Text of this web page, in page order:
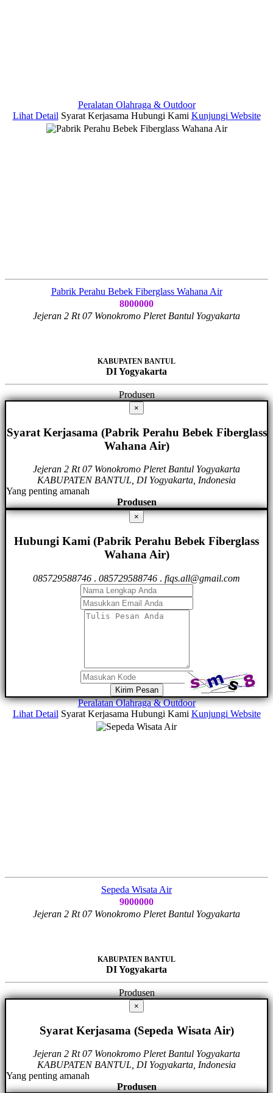
Peralatan Olahraga & Outdoor
Lihat Detail Syarat Kerjasama Hubungi Kami Kunjungi Website
Pabrik Perahu Bebek Fiberglass Wahana Air
8000000
Jejeran 2 Rt 07 Wonokromo Pleret Bantul Yogyakarta
KABUPATEN BANTUL
DI Yogyakarta
Produsen
×
Syarat Kerjasama (Pabrik Perahu Bebek Fiberglass
Wahana Air)
Jejeran 2 Rt 07 Wonokromo Pleret Bantul Yogyakarta
KABUPATEN BANTUL, DI Yogyakarta, Indonesia
Yang penting amanah
Produsen
×
Hubungi Kami (Pabrik Perahu Bebek Fiberglass
Wahana Air)
085729588746 . 085729588746 . fiqs.all@gmail.com
Kirim Pesan
Peralatan Olahraga & Outdoor
Lihat Detail Syarat Kerjasama Hubungi Kami Kunjungi Website
Sepeda Wisata Air
9000000
Jejeran 2 Rt 07 Wonokromo Pleret Bantul Yogyakarta
KABUPATEN BANTUL
DI Yogyakarta
Produsen
×
Syarat Kerjasama (Sepeda Wisata Air)
Jejeran 2 Rt 07 Wonokromo Pleret Bantul Yogyakarta
KABUPATEN BANTUL, DI Yogyakarta, Indonesia
Yang penting amanah
Produsen